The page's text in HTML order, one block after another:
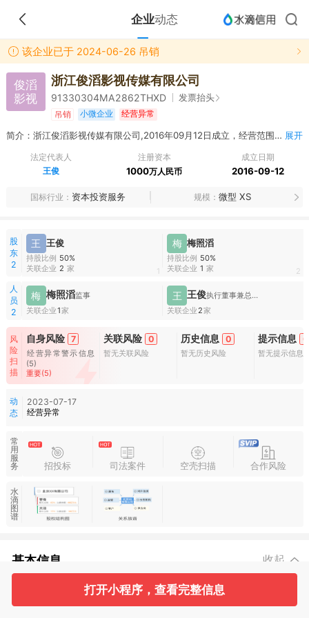
企业动态
该企业已于 2024-06-26 吊销
俊滔
影视
浙江俊滔影视传媒有限公司
91330304MA2862THXD 发票抬头
吊销 小微企业 经营异常
简介：浙江俊滔影视传媒有限公司,2016年09月12日成立，经营范围包括影视、音乐文化项目投资；宣传片、广告片、微电影的摄影与制作；文化交流活动策划；设计、制作、发布国内各类广告业务；电影发行；举办大型文艺活动及演出；提供咨询服务。 展开
法定代表人
王俊
注册资本
1000万人民币
成立日期
2016-09-12
国标行业 资本投资服务 规模 微型 XS
股
东
2
王 王俊
持股比例 50%
关联企业 2 家 1
梅 梅照滔
持股比例 50%
关联企业 1 家 2
人
员
2
梅 梅照滔监事
关联企业1家
王 王俊
执行董事兼总经理
关联企业 2家
风
险
扫
描
自身风险 7
经营异常警示信息
(5)
重要(5)
关联风险 0
暂无关联风险
历史信息 0
暂无历史风险
提示信息 0
暂无提示信息
动
态
2023-07-17
经营异常
常
用
服
务
招投标 司法案件 空壳扫描 合作风险
水
滴
图
谱
基本信息 收起
打开小程序，查看完整信息